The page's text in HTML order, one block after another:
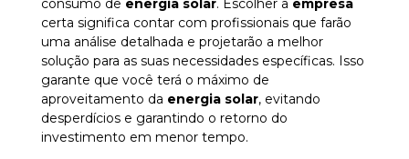
consumo de energia solar. Escolher a empresa
certa significa contar com profissionais que farão
uma análise detalhada e projetarão a melhor
solução para as suas necessidades específicas. Isso
garante que você terá o máximo de
aproveitamento da energia solar, evitando
desperdícios e garantindo o retorno do
investimento em menor tempo.